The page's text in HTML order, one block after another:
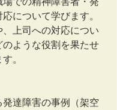
での精神障害者・発
について学びます。
上司への対応につい
ような役割を果たせ
。
達障害の事例（架空